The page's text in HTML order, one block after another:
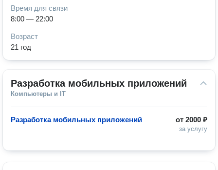
Время для связи
8:00 — 22:00
Возраст
21 год
Разработка мобильных приложений
Компьютеры и IT
от 2000 ₽
за услугу
Разработка мобильных приложений